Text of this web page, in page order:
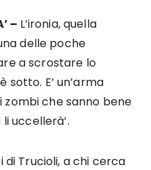
– L’ironia, quella
delle poche
a scrostare lo
sotto. E’ un’arma
che sanno bene
uccellerà’.
Trucioli, a chi cerca